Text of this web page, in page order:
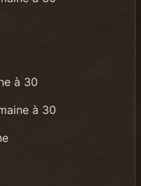
à 30
à 30